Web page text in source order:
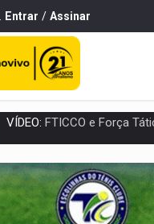
Entrar / Assinar
INCLUSÃO:Prefeitura fortalece
DEFESA:Exército testa inovações
TEMAS SOCIOAMBIENTAIS: